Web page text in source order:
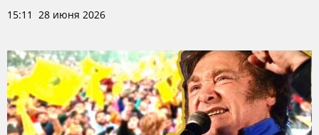
15:11 28 июня 2026